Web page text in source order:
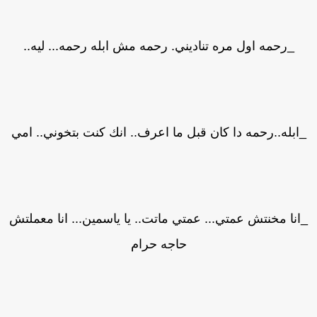
_رحمه اول مره تناديني. رحمه مش ابله رحمه... ليه..
دا كان قبل ما اعرف.. انك كنت بتخوني.. امي
مخنتش عمتي... عمتي ماتت.. يا ياسمين... انا معملتش
حاجه حرام